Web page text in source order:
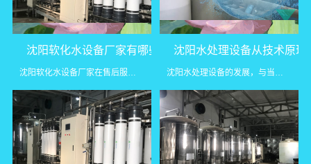
沈阳软化水设备厂家有哪些软化水设备安装优势
沈阳软化水设备厂家在售后服务方面表现出色。设备安装后，厂家会...
沈阳水处理设备从技术原
沈阳水处理设备的发展，与当地工业升级和环保需求密切相关。无论...